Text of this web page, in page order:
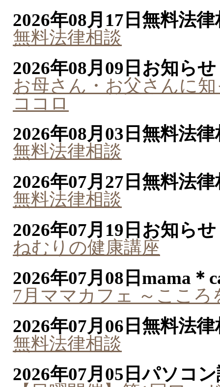
2026年08月17日 無料法律
無料法律相談
2026年08月09日 お知らせ
お母さん・お父さんに
ココロ
2026年08月03日 無料法律
無料法律相談
2026年07月27日 無料法律
無料法律相談
2026年07月19日 お知らせ
ねむりの健康講座
2026年07月08日 mama＊
7月ママカフェ ～ここ
2026年07月06日 無料法律
無料法律相談
2026年07月05日パソコ